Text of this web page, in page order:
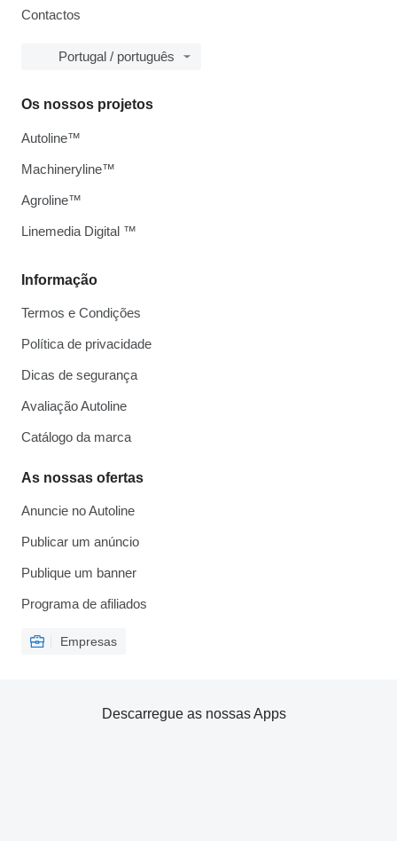
Contactos
Portugal / português
Informação
Termos e Condições
Política de privacidade
Dicas de segurança
Avaliação Autoline
Catálogo da marca
As nossas ofertas
Anuncie no Autoline
Publicar um anúncio
Publique um banner
Programa de afiliados
Empresas
Os nossos projetos
Autoline™
Machineryline™
Agroline™
Linemedia Digital ™
Descarregue as nossas Apps